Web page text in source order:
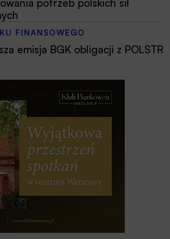
potrzeb polskich sił
FINANSOWEGO
emisja BGK obligacji z POLSTR